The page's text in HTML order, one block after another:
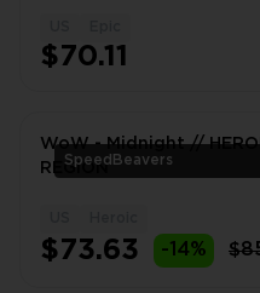
$70.11
SpeedBeavers
WoW - Midnight //
REGION
$73.63 -14%